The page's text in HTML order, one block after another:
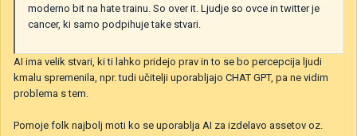
moderno bit na hate trainu. So over it. Ljudje so ovce in twitter je
cancer, ki samo podpihuje take stvari.
AI ima velik stvari, ki ti lahko pridejo prav in to se bo percepcija ljudi
kmalu spremenila, npr. tudi učitelji uporabljajo CHAT GPT, pa ne vidim
problema s tem.
Pomoje folk najbolj moti ko se uporablja AI za izdelavo assetov oz.